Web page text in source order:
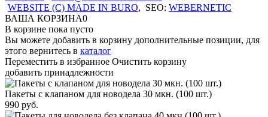
WEBSITE (C) MADE IN BURO, SEO: WEBERNETIC
ВАША КОРЗИНА0
В корзине пока пусто
Вы можете добавить в корзину дополнительные позиции, для
этого вернитесь в каталог
Переместить в избранное Очистить корзину
добавить принадлежности
Пакеты с клапаном для новодела 30 мкн. (100 шт.)
990 руб.